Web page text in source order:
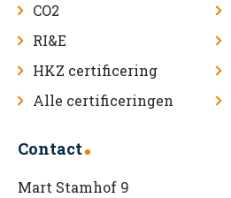
CO2
RI&E
HKZ certificering
Alle certificeringen
Contact
Mart Stamhof 9